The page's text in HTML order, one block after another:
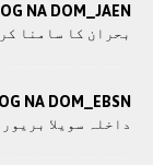
NA DOM_JAEN
بحران کا سامنا
NA DOM_EBSN
داخلہ سویلا